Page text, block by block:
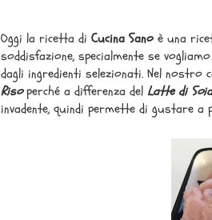
Oggi la ricetta di Cucina Sano è una
soddisfazione, specialmente se
dagli ingredienti selezionati. Nel
Riso perché a differenza del Latte di Soia
invadente, quindi permette di gustare